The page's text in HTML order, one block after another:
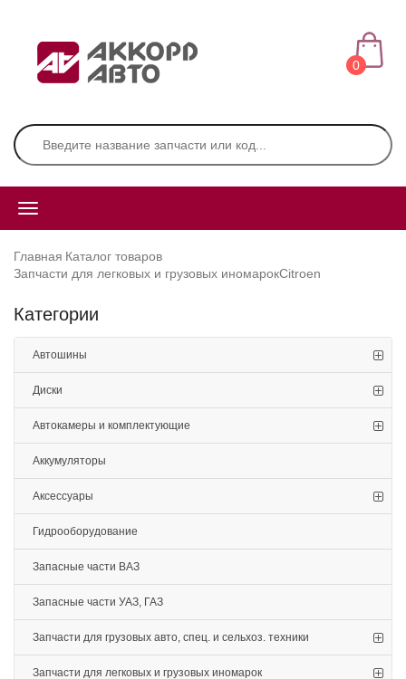
0
Главная Каталог товаров
Запчасти для легковых и грузовых иномарокCitroen
Категории
Автошины
Диски
Автокамеры и комплектующие
Аккумуляторы
Аксессуары
Гидрооборудование
Запасные части ВАЗ
Запасные части УАЗ, ГАЗ
Запчасти для грузовых авто, спец. и сельхоз. техники
Запчасти для легковых и грузовых иномарок